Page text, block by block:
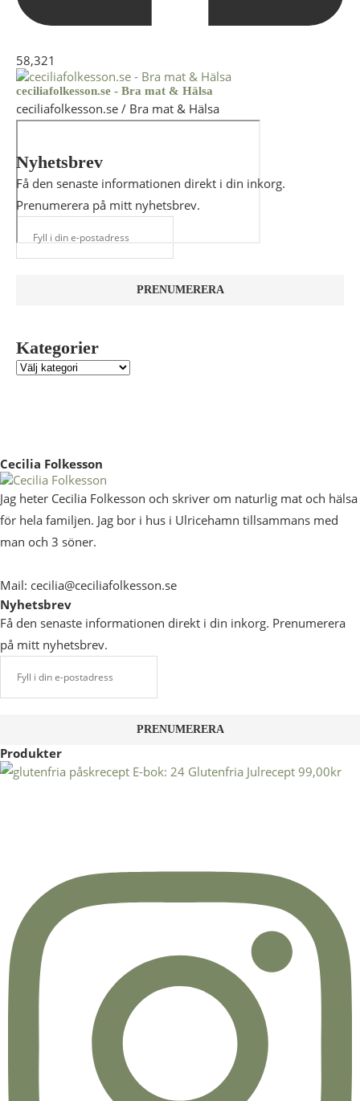
58,321
ceciliafolkesson.se - Bra mat & Hälsa
ceciliafolkesson.se / Bra mat & Hälsa
Nyhetsbrev
Få den senaste informationen direkt i din inkorg.
Prenumerera på mitt nyhetsbrev.
Kategorier
Cecilia Folkesson
Jag heter Cecilia Folkesson och skriver om naturlig mat och hälsa
för hela familjen. Jag bor i hus i Ulricehamn tillsammans med
man och 3 söner.
Mail: cecilia@ceciliafolkesson.se
Nyhetsbrev
Få den senaste informationen direkt i din inkorg. Prenumerera
på mitt nyhetsbrev.
Produkter
E-bok: 24 Glutenfria Julrecept 99,00kr